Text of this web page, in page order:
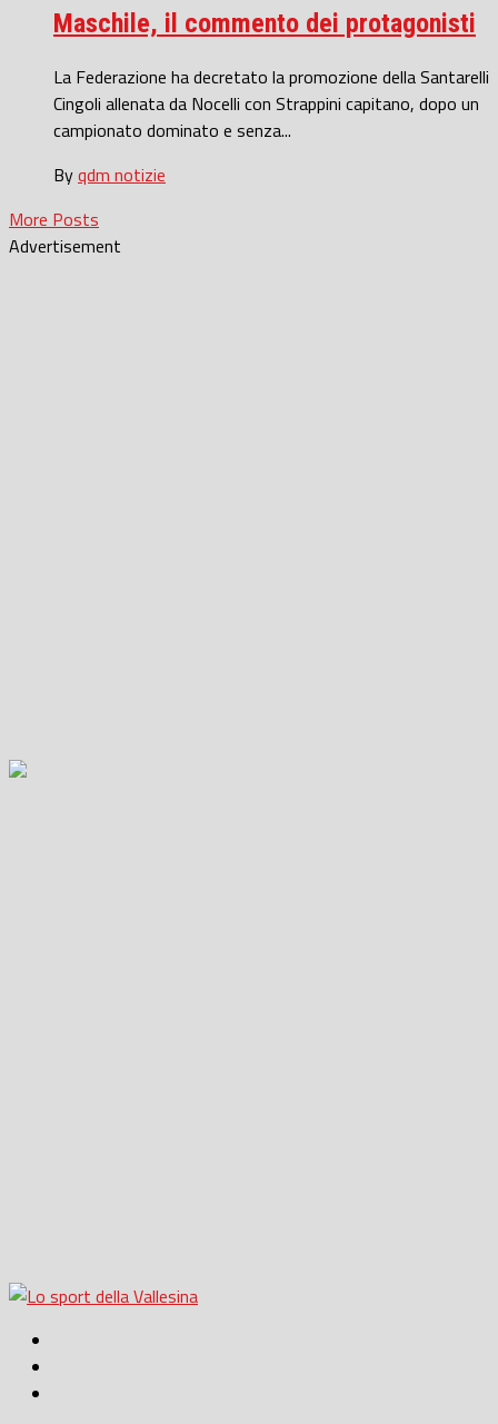
Maschile, il commento dei protagonisti
La Federazione ha decretato la promozione della Santarelli
Cingoli allenata da Nocelli con Strappini capitano, dopo un
campionato dominato e senza...
Byqdm notizie
More Posts
Advertisement